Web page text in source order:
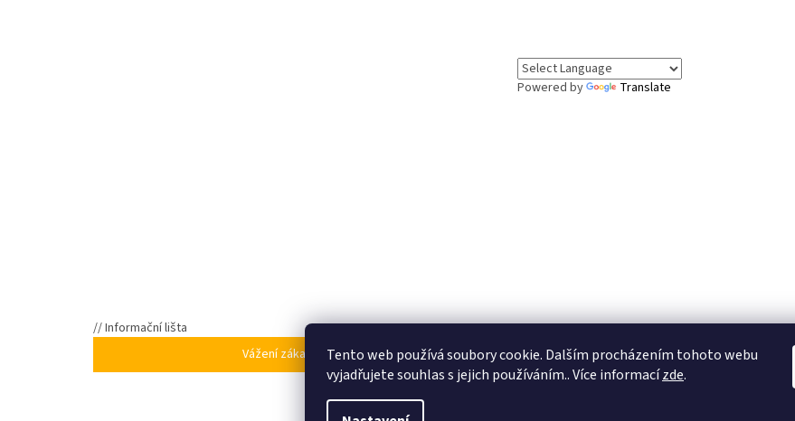
Tento web používá soubory cookie. Dalším procházením tohoto webu
vyjadřujete souhlas s jejich používáním.. Více informacízde.
Powered by Translate
// Informační lišta
Vážení zákazníci, ve dnech 5.8. až 7.8. čerpáme dovolenou. Objednávky v tomto období budou